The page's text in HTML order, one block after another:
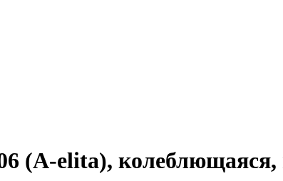
(А-elita), колеблющаяся,